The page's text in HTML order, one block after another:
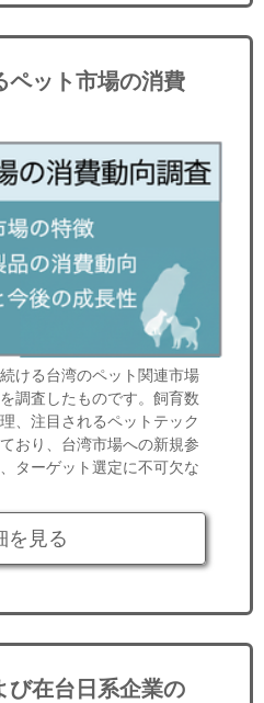
ペット市場の消費
ける台湾のペット関連市場
調査したものです。飼育数
、注目されるペットテック
おり、台湾市場への新規参
ターゲット選定に不可欠な
を見る
び在台日系企業の